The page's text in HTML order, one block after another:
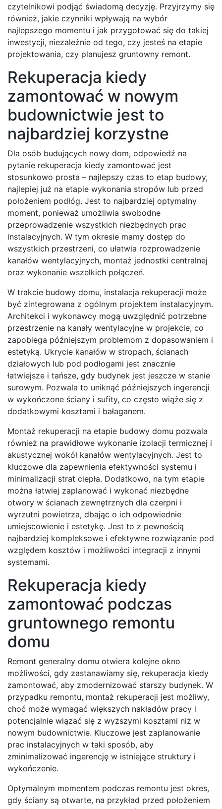
czytelnikowi podjąć świadomą decyzję. Przyjrzymy się
również, jakie czynniki wpływają na wybór
najlepszego momentu i jak przygotować się do takiej
inwestycji, niezależnie od tego, czy jesteś na etapie
projektowania, czy planujesz gruntowny remont.
Rekuperacja kiedy
zamontować w nowym
budownictwie jest to
najbardziej korzystne
Dla osób budujących nowy dom, odpowiedź na
pytanie rekuperacja kiedy zamontować jest
stosunkowo prosta – najlepszy czas to etap budowy,
najlepiej już na etapie wykonania stropów lub przed
położeniem podłóg. Jest to najbardziej optymalny
moment, ponieważ umożliwia swobodne
przeprowadzenie wszystkich niezbędnych prac
instalacyjnych. W tym okresie mamy dostęp do
wszystkich przestrzeni, co ułatwia rozprowadzenie
kanałów wentylacyjnych, montaż jednostki centralnej
oraz wykonanie wszelkich połączeń.
W trakcie budowy domu, instalacja rekuperacji może
być zintegrowana z ogólnym projektem instalacyjnym.
Architekci i wykonawcy mogą uwzględnić potrzebne
przestrzenie na kanały wentylacyjne w projekcie, co
zapobiega późniejszym problemom z dopasowaniem i
estetyką. Ukrycie kanałów w stropach, ścianach
działowych lub pod podłogami jest znacznie
łatwiejsze i tańsze, gdy budynek jest jeszcze w stanie
surowym. Pozwala to uniknąć późniejszych ingerencji
w wykończone ściany i sufity, co często wiąże się z
dodatkowymi kosztami i bałaganem.
Montaż rekuperacji na etapie budowy domu pozwala
również na prawidłowe wykonanie izolacji termicznej i
akustycznej wokół kanałów wentylacyjnych. Jest to
kluczowe dla zapewnienia efektywności systemu i
minimalizacji strat ciepła. Dodatkowo, na tym etapie
można łatwiej zaplanować i wykonać niezbędne
otwory w ścianach zewnętrznych dla czerpni i
wyrzutni powietrza, dbając o ich odpowiednie
umiejscowienie i estetykę. Jest to z pewnością
najbardziej kompleksowe i efektywne rozwiązanie pod
względem kosztów i możliwości integracji z innymi
systemami.
Rekuperacja kiedy
zamontować podczas
gruntownego remontu
domu
Remont generalny domu otwiera kolejne okno
możliwości, gdy zastanawiamy się, rekuperacja kiedy
zamontować, aby zmodernizować starszy budynek. W
przypadku remontu, montaż rekuperacji jest możliwy,
choć może wymagać większych nakładów pracy i
potencjalnie wiązać się z wyższymi kosztami niż w
nowym budownictwie. Kluczowe jest zaplanowanie
prac instalacyjnych w taki sposób, aby
zminimalizować ingerencję w istniejące struktury i
wykończenie.
Optymalnym momentem podczas remontu jest okres,
gdy ściany są otwarte, na przykład przed położeniem